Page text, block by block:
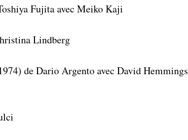
Fujita avec Meiko Kaji
Lindberg
de Dario Argento avec David Hemmings